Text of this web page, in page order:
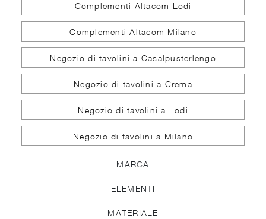
Complementi Altacom Lodi
Complementi Altacom Milano
Negozio di tavolini a Casalpusterlengo
Negozio di tavolini a Crema
Negozio di tavolini a Lodi
Negozio di tavolini a Milano
MARCA
ELEMENTI
MATERIALE